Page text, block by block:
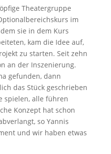
Theatergruppe
im
sie in dem Kurs
kam die Idee auf,
zu starten. Seit zehn
an der Inszenierung.
gefunden, dann
das Stück geschrieben
spielen, alle führen
Konzept hat schon
so Yannis
und wir haben etwas